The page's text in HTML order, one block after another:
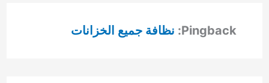
Pingback: نظافة جميع الخزانات